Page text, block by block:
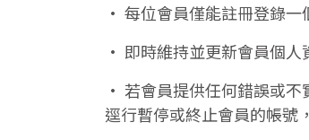
• 每位會員僅能註冊登錄一
• 即時維持並更新會員個人
• 若會員提供任何錯誤或不
逕行暫停或終止會員的帳號